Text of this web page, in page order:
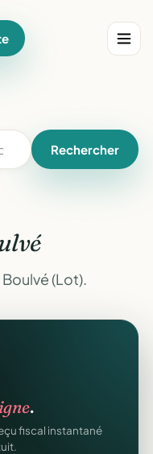
Rechercher
(Lot).
.
fiscal instantané